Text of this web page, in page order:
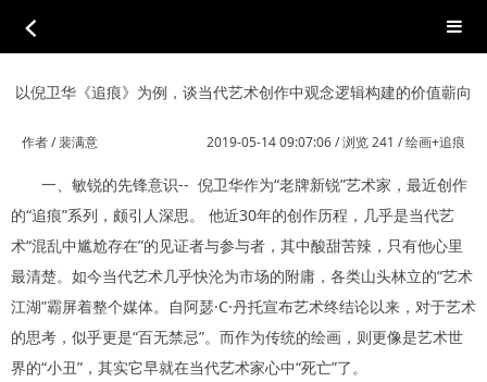
以倪卫华《追痕》为例，谈当代艺术创作中观念逻辑构建的价值蘄向
作者 / 裴满意 2019-05-14 09:07:06 / 浏览 241 /绘画+追痕
一、敏锐的先锋意识-- 倪卫华作为“老牌新锐”艺术家，最近创作
的“追痕”系列，颇引人深思。 他近30年的创作历程，几乎是当代艺
术“混乱中尴尬存在”的见证者与参与者，其中酸甜苦辣，只有他心里
最清楚。如今当代艺术几乎快沦为市场的附庸，各类山头林立的“艺术
江湖”霸屏着整个媒体。自阿瑟·C·丹托宣布艺术终结论以来，对于艺术
的思考，似乎更是“百无禁忌”。而作为传统的绘画，则更像是艺术世
界的“小丑”，其实它早就在当代艺术家心中“死亡”了。